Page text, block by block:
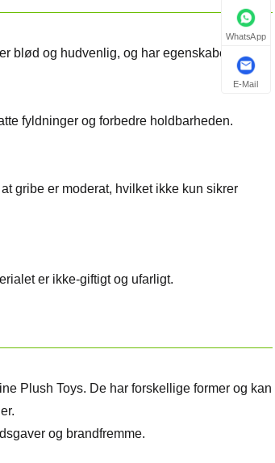
blød og hudvenlig, og har egenskaberne ved
fyldninger og forbedre holdbarheden.
gribe er moderat, hvilket ikke kun sikrer
er ikke-giftigt og ufarligt.
Plush Toys. De har forskellige former og kan
og brandfremme.
WhatsApp
E-Mail